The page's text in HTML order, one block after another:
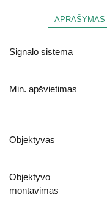
APRAŠYMAS
Signalo sistema
Min. apšvietimas
Objektyvas
Objektyvo
montavimas